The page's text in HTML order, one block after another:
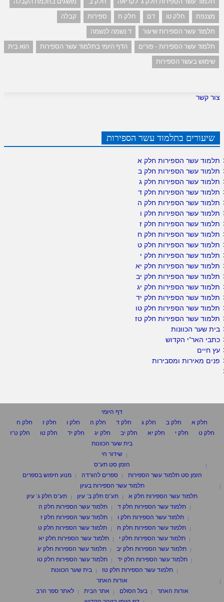
מצנפת
חלק טו דם חלק ח ספירות
קבלה
תלמוד עשר הספירות שיעור
ד נשמה לנשמה
תלמוד עשר הספירות - פורים
הדף היומי בתלמוד עשר הספירות
הוא בית
שימוש בעשר הספירות
צור קשר
שיעורים בתלמוד עשר הספירות
תלמוד עשר הספירות חלק א
תלמוד עשר הספירות חלק ב
תלמוד עשר הספירות חלק ג
תלמוד עשר הספירות חלק ד
תלמוד עשר הספירות חלק ה
תלמוד עשר הספירות חלק ו
תלמוד עשר הספירות חלק ז
תלמוד עשר הספירות חלק ח
תלמוד עשר הספירות חלק ט
תלמוד עשר הספירות חלק י
תלמוד עשר הספירות חלק יא
תלמוד עשר הספירות חלק יב
תלמוד עשר הספירות חלק יג
תלמוד עשר הספירות חלק יד
תלמוד עשר הספירות חלק טו
תלמוד עשר הספירות חלק טז
בית שער הכוונות
כתבי האר"י הקדוש
עץ חיים
פנים מאירות ומסבירות
דף היומי
חלק א
חלק ב חלק ג חלק ד חלק ה חלק ו חלק ז
חלק ח
חלק ט
חלק י חלק יא חלק יב חלק יג חלק יד חלק טו
חלק ט"ז
בית שער הכוונות
שידור חי
הזמן סט תע"ס
הזמן סט תלמוד עשר הספירות
ספרים להורדה
מנוע חיפוש בספרים
תלמוד עשר הספירות בעיון
תלמוד עשר הספירות חלק א
תע"ס חלק ב' עיון
תע"ס חלק ג' עיון
תלמוד עשר הספירות חלק ד
תלמוד עשר הספירות חלק ה
תלמוד עשר הספירות חלק ו
תלמוד עשר הספירות חלק ז
תלמוד עשר הספירות חלק ח
תלמוד עשר הספירות חלק ט
תלמוד עשר הספירות חלק י
תלמוד עשר הספירות חלק יא
תלמוד עשר הספירות חלק יב
תלמוד עשר הספירות חלק יג
תלמוד עשר הספירות חלק יד
תלמוד עשר הספירות חלק טו
תלמוד עשר הספירות חלק טז
בית שער הכוונות
אודות האתר
אודות האתר
בעל הסולם אתר הבית
לאתר ספר הרב